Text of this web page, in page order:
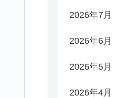
2026年7月
2026年6月
2026年5月
2026年4月